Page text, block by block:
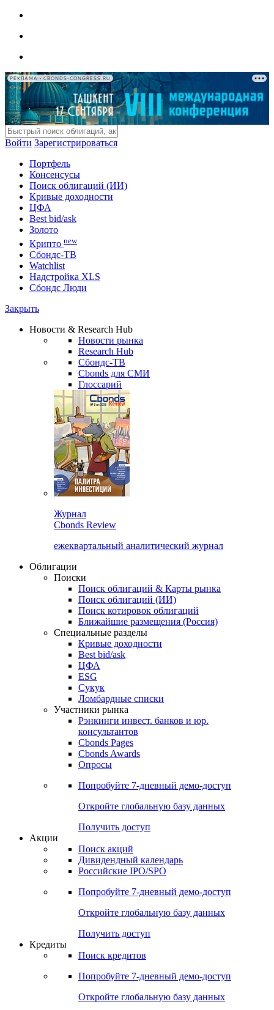
РЕКЛАМА • CBONDS-CONGRESS.RU
Войти Зарегистрироваться
Портфель
Консенсусы
Поиск облигаций (ИИ)
Кривые доходности
ЦФА
Best bid/ask
Золото
Крипто new
Сбондс-ТВ
Watchlist
Надстройка XLS
Сбондс Люди
Закрыть
Новости & Research Hub
Новости рынка
Research Hub
Сбондс-ТВ
Cbonds для СМИ
Глоссарий
Журнал
Cbonds Review
ежеквартальный аналитический журнал
Облигации
Поиски
Поиск облигаций & Карты рынка
Поиск облигаций (ИИ)
Поиск котировок облигаций
Ближайшие размещения (Россия)
Специальные разделы
Кривые доходности
Best bid/ask
ЦФА
ESG
Сукук
Ломбардные списки
Участники рынка
Рэнкинги инвест. банков и юр.
консультантов
Cbonds Pages
Cbonds Awards
Опросы
Попробуйте 7-дневный демо-доступ
Откройте глобальную базу данных
Получить доступ
Акции
Поиск акций
Дивидендный календарь
Российские IPO/SPO
Попробуйте 7-дневный демо-доступ
Откройте глобальную базу данных
Получить доступ
Кредиты
Поиск кредитов
Попробуйте 7-дневный демо-доступ
Откройте глобальную базу данных